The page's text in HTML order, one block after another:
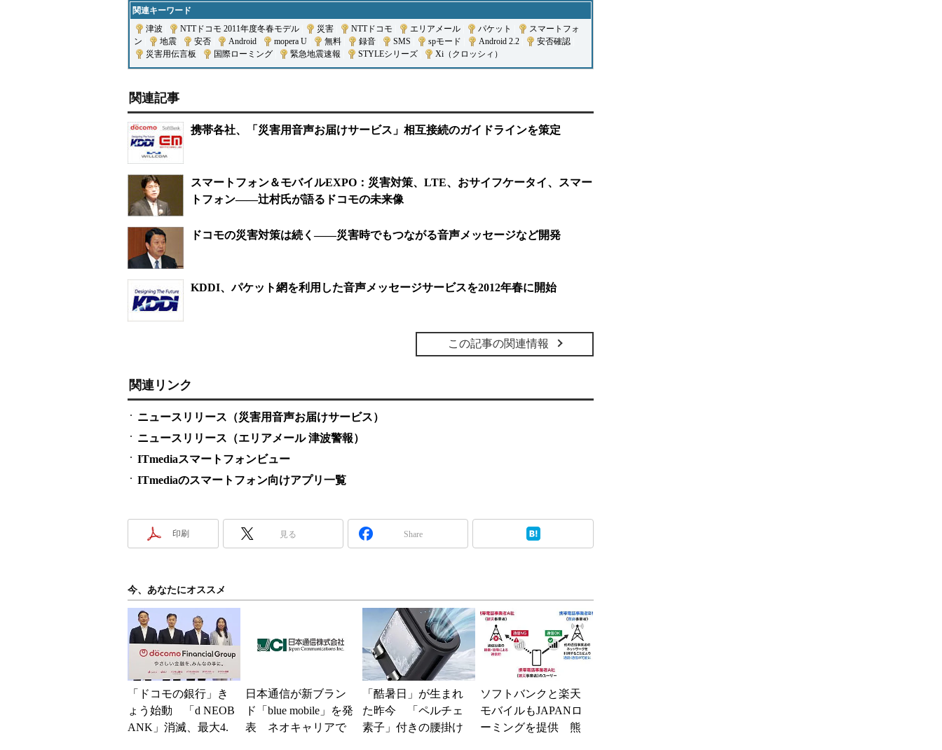
関連キーワード
津波
NTTドコモ 2011年度冬春モデル 災害 NTTドコモ エリアメール パケット
スマートフォ
ン
地震 安否 Android mopera U 無料 録音 SMS spモード Android 2.2 安否確認
災害用伝言板
国際ローミング 緊急地震速報 STYLEシリーズ Xi（クロッシィ）
関連記事
携帯各社、「災害用音声お届けサービス」相互接続のガイドラインを策定
スマートフォン＆モバイルEXPO：災害対策、LTE、おサイフケータイ、スマー
トフォン――辻村氏が語るドコモの未来像
ドコモの災害対策は続く――災害時でもつながる音声メッセージなど開発
KDDI、パケット網を利用した音声メッセージサービスを2012年春に開始
この記事の関連情報
関連リンク
ニュースリリース（災害用音声お届けサービス）
ニュースリリース（エリアメール 津波警報）
ITmediaスマートフォンビュー
ITmediaのスマートフォン向けアプリ一覧
印刷 見る Share
今、あなたにオススメ
「ドコモの銀行」き
ょう始動 「d NEOB
ANK」消滅、最大4.
日本通信が新ブラン
ド「blue mobile」を発
表 ネオキャリアで
「酷暑日」が生まれ
た昨今 「ペルチェ
素子」付きの腰掛け
ソフトバンクと楽天
モバイルもJAPANロ
ーミングを提供 熊